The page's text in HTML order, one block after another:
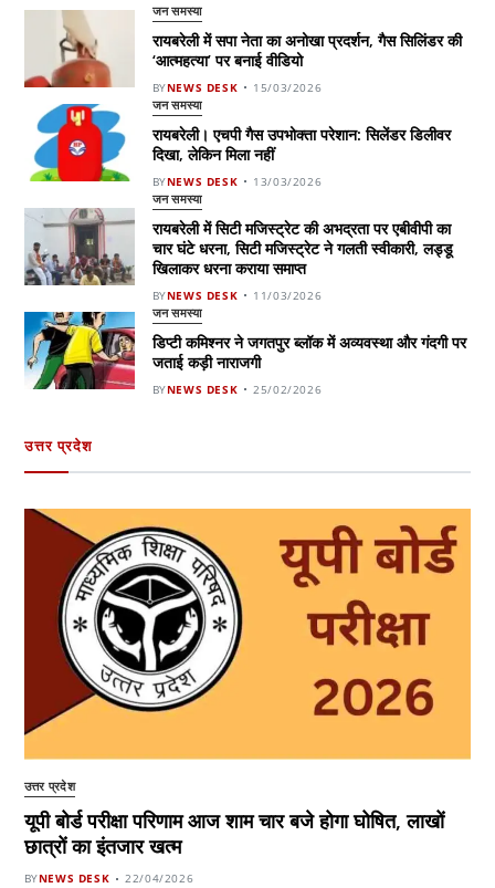
जन समस्या
रायबरेली में सपा नेता का अनोखा प्रदर्शन, गैस सिलिंडर की
‘आत्महत्या’ पर बनाई वीडियो
BYNEWS DESK 15/03/2026
जन समस्या
रायबरेली। एचपी गैस उपभोक्ता परेशान: सिलेंडर डिलीवर
दिखा, लेकिन मिला नहीं
BYNEWS DESK 13/03/2026
जन समस्या
रायबरेली में सिटी मजिस्ट्रेट की अभद्रता पर एबीवीपी का
चार घंटे धरना, सिटी मजिस्ट्रेट ने गलती स्वीकारी, लड्डू
खिलाकर धरना कराया समाप्त
BYNEWS DESK 11/03/2026
जन समस्या
डिप्टी कमिश्नर ने जगतपुर ब्लॉक में अव्यवस्था और गंदगी पर
जताई कड़ी नाराजगी
BYNEWS DESK 25/02/2026
उत्तर प्रदेश
उत्तर प्रदेश
यूपी बोर्ड परीक्षा परिणाम आज शाम चार बजे होगा घोषित, लाखों
छात्रों का इंतजार खत्म
BYNEWS DESK 22/04/2026